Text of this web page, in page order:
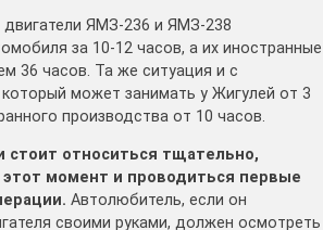
ЯМЗ-236 и ЯМЗ-238
за 10-12 часов, а их иностранные
36 часов. Та же ситуация и с
может занимать у Жигулей от 3
производства от 10 часов.
стоит относиться тщательно,
этот момент и проводиться первые
Автолюбитель, если он
своими руками, должен осмотреть